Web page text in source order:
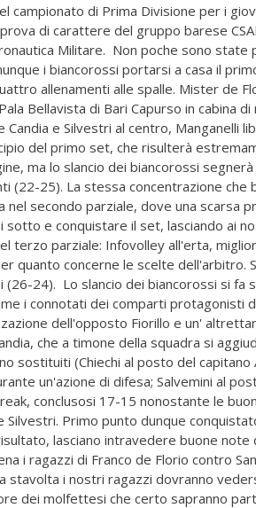
campionato di Prima Divisione per i
di carattere del gruppo barese
Militare. Non poche sono state
i biancorossi portarsi a casa il
allenamenti alle spalle. Mister de
Bellavista di Bari Capurso in cabina di
e Silvestri al centro, Manganelli
del primo set, che risulterà
ma lo slancio dei biancorossi
(22-25). La stessa concentrazione che
secondo parziale, dove una scarsa
e conquistare il set, lasciando ai
terzo parziale: Infovolley all'erta,
quanto concerne le scelte dell'arbitro.
24). Lo slancio dei biancorossi si fa
i connotati dei comparti protagonisti
dell'opposto Fiorillo e un'
che a timone della squadra si
sostituiti (Chiechi al posto del capitano
un'azione di difesa; Salvemini al
conclusosi 17-15 nonostante le
Silvestri. Primo punto dunque
lasciano intravedere buone
i ragazzi di Franco de Florio contro
stavolta i nostri ragazzi dovranno
dei molfettesi che certo sapranno